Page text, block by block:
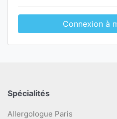
Connexion à
Spécialités
Allergologue Paris